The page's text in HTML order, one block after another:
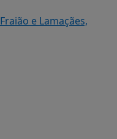
e Lamaçães,